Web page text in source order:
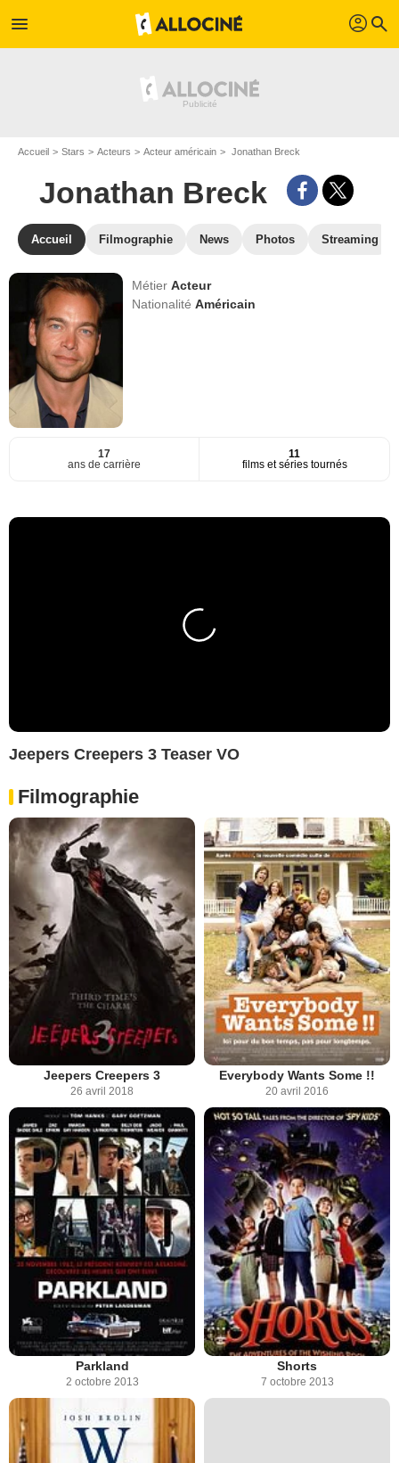
menu profil search
Accueil Stars Acteurs Acteur américain Jonathan Breck
Jonathan Breck
Accueil Filmographie News Photos Streaming
MétierActeur
NationalitéAméricain
17
ans de carrière
11
films et séries tournés
Jeepers Creepers 3 Teaser VO
Filmographie
Jeepers Creepers 3
26 avril 2018
Everybody Wants Some !!
20 avril 2016
Parkland
2 octobre 2013
Shorts
7 octobre 2013